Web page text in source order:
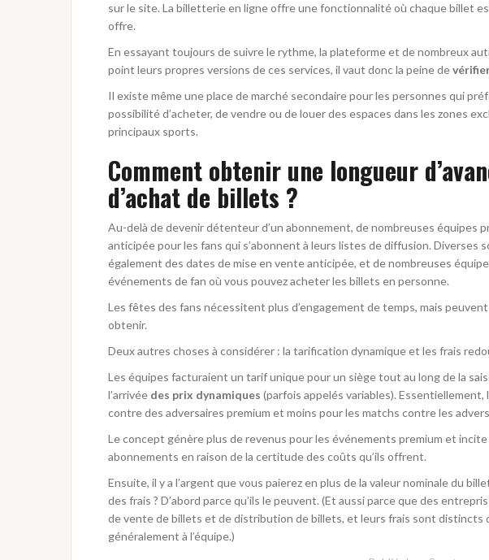
sur le site. La billetterie en ligne offre une fonctionnalité où chaque billet
offre.
En essayant toujours de suivre le rythme, la plateforme et de nombreux
point leurs propres versions de ces services, il vaut donc la peine de
Il existe même une place de marché secondaire pour les personnes qui
possibilité d’acheter, de vendre ou de louer des espaces dans les zones
principaux sports.
Comment obtenir une longueur
d’achat de billets ?
Au-delà de devenir détenteur d’un abonnement, de nombreuses équipes
anticipée pour les fans qui s’abonnent à leurs listes de diffusion.
également des dates de mise en vente anticipée, et de nombreuses
événements de fan où vous pouvez acheter les billets en personne.
Les fêtes des fans nécessitent plus d’engagement de temps, mais
obtenir.
Deux autres choses à considérer : la tarification dynamique et les frais
Les équipes facturaient un tarif unique pour un siège tout au long de la
l’arrivée des prix dynamiques (parfois appelés variables).
contre des adversaires premium et moins pour les matchs contre les
Le concept génère plus de revenus pour les événements premium et
abonnements en raison de la certitude des coûts qu’ils offrent.
Ensuite, il y a l’argent que vous paierez en plus de la valeur nominale du
des frais ? D’abord parce qu’ils le peuvent. (Et aussi parce que des
de vente de billets et de distribution de billets, et leurs frais sont distincts
généralement à l’équipe.)